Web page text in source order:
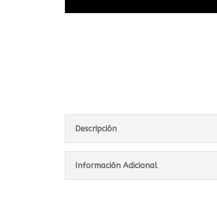
Descripción
Información Adicional